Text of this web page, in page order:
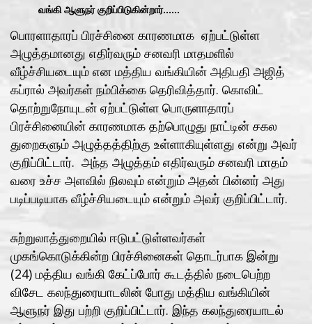
வங்கி ஆளுநர் குறிப்பிடுகின்றார்......
பொரளாதாரப் பிரச்சினை காரணமாக ஏற்பட்டுள்ள
அழுத்தமானது எதிர்வரும் சனவரி மாதமளில்
வீழ்ச்சியடையும் என மத்திய வங்கியின் அதிபதி அஜித்
கப்ரால் அவர்கள் நம்பிக்கை தெரிவித்தார். கொவிட்
தொற்றுநோயுடன் ஏற்பட்டுள்ள பொருளாதாரப்
பிரச்சினையின் காரணமாக தற்பொழுது நாட்டின் சகல
துறைகளும் அழுத்தத்திற்கு உள்ளாகியுள்ளது என்று அவர்
குறிப்பிட்டார். அந்த அழுத்தம் எதிர்வரும் சனவரி மாதம்
வரை உச்ச அளவில் நிலவும் என்றும் அதன் பின்னர் அது
படிப்படியாக வீழ்ச்சியடையும் என்றும் அவர் குறிப்பிட்டார்.
சுற்றுலாத்துறையில் ஈடுபட்டுள்ளவர்கள்
முகங்கொடுக்கின்ற பிரச்சினைகள் தொடர்பாக இன்று
(24) மத்திய வங்கி கேட்ப்போர் கூடத்தில் நடைபெற்ற
விசேட கலந்துரையாடலின் போது மத்திய வங்கியின்
ஆளுநர் இது பற்றி குறிப்பிட்டார். இந்த கலந்துரையாடல்